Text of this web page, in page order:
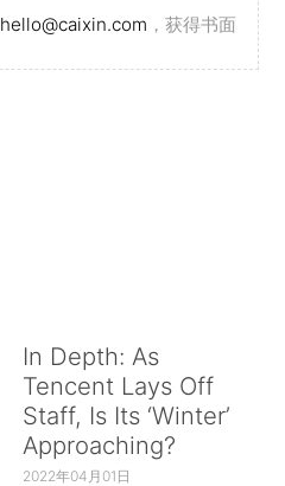
hello@caixin.com ，获得书面
In Depth: As
Tencent Lays Off
Staff, Is Its ‘Winter’
Approaching?
2022年04月01日